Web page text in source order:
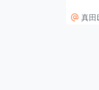
殿 真田